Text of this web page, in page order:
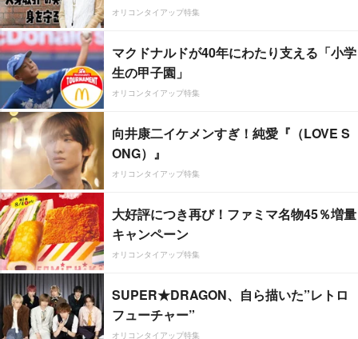
オリコンタイアップ特集
マクドナルドが40年にわたり支える「小学
生の甲子園」
オリコンタイアップ特集
向井康二イケメンすぎ！純愛『（LOVE S
ONG）』
オリコンタイアップ特集
大好評につき再び！ファミマ名物45％増量
キャンペーン
オリコンタイアップ特集
SUPER★DRAGON、自ら描いた”レトロ
フューチャー”
オリコンタイアップ特集